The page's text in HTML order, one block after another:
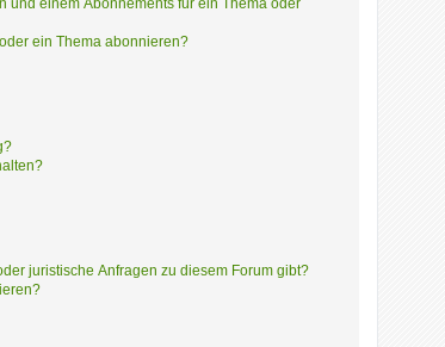
und einem Abonnements für ein Thema oder
ein Thema abonnieren?
juristische Anfragen zu diesem Forum gibt?